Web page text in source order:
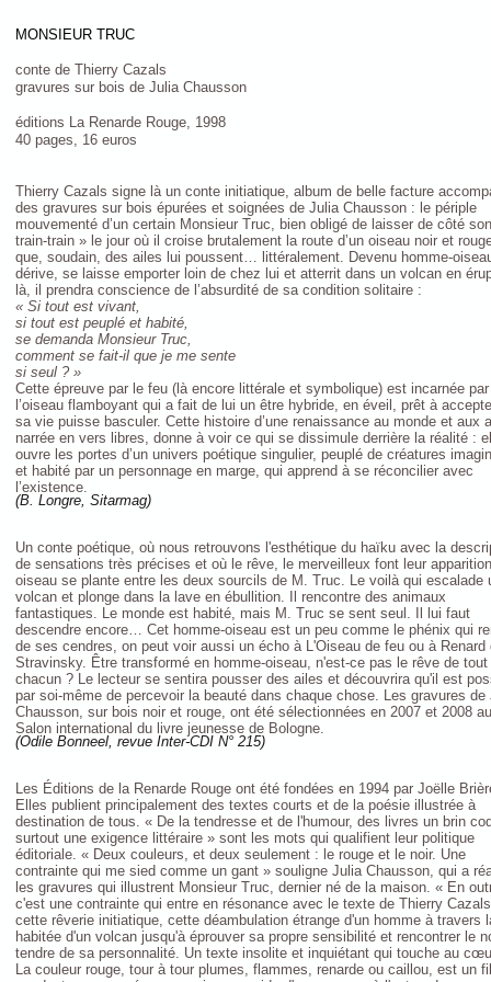
MONSIEUR TRUC
conte de Thierry Cazals
gravures sur bois de Julia Chausson
éditions La Renarde Rouge, 1998
40 pages, 16 euros
Thierry Cazals signe là un conte initiatique, album de belle facture
des gravures sur bois épurées et soignées de Julia Chausson : le périple
mouvementé d’un certain Monsieur Truc, bien obligé de laisser de côté
train-train » le jour où il croise brutalement la route d’un oiseau noir et
que, soudain, des ailes lui poussent… littéralement. Devenu homme-
dérive, se laisse emporter loin de chez lui et atterrit dans un volcan en
là, il prendra conscience de l’absurdité de sa condition solitaire :
« Si tout est vivant,
si tout est peuplé et habité,
se demanda Monsieur Truc,
comment se fait-il que je me sente
si seul ? »
Cette épreuve par le feu (là encore littérale et symbolique) est incarnée par
l’oiseau flamboyant qui a fait de lui un être hybride, en éveil, prêt à
sa vie puisse basculer. Cette histoire d’une renaissance au monde et aux
narrée en vers libres, donne à voir ce qui se dissimule derrière la réalité :
ouvre les portes d’un univers poétique singulier, peuplé de créatures
et habité par un personnage en marge, qui apprend à se réconcilier avec
l’existence.
(B. Longre, Sitarmag)
Un conte poétique, où nous retrouvons l'esthétique du haïku avec la
de sensations très précises et où le rêve, le merveilleux font leur
oiseau se plante entre les deux sourcils de M. Truc. Le voilà qui escalade
volcan et plonge dans la lave en ébullition. Il rencontre des animaux
fantastiques. Le monde est habité, mais M. Truc se sent seul. Il lui faut
descendre encore… Cet homme-oiseau est un peu comme le phénix qui
de ses cendres, on peut voir aussi un écho à L'Oiseau de feu ou à Renard
Stravinsky. Être transformé en homme-oiseau, n'est-ce pas le rêve de tout
chacun ? Le lecteur se sentira pousser des ailes et découvrira qu'il est
par soi-même de percevoir la beauté dans chaque chose. Les gravures de
Chausson, sur bois noir et rouge, ont été sélectionnées en 2007 et 2008
Salon international du livre jeunesse de Bologne.
(Odile Bonneel, revue Inter-CDI N° 215)
Les Éditions de la Renarde Rouge ont été fondées en 1994 par Joëlle
Elles publient principalement des textes courts et de la poésie illustrée à
destination de tous. « De la tendresse et de l'humour, des livres un brin
surtout une exigence littéraire » sont les mots qui qualifient leur politique
éditoriale. « Deux couleurs, et deux seulement : le rouge et le noir. Une
contrainte qui me sied comme un gant » souligne Julia Chausson, qui a
les gravures qui illustrent Monsieur Truc, dernier né de la maison. « En
c'est une contrainte qui entre en résonance avec le texte de Thierry
cette rêverie initiatique, cette déambulation étrange d'un homme à travers
habitée d'un volcan jusqu'à éprouver sa propre sensibilité et rencontrer le
tendre de sa personnalité. Un texte insolite et inquiétant qui touche au
La couleur rouge, tour à tour plumes, flammes, renarde ou caillou, est un